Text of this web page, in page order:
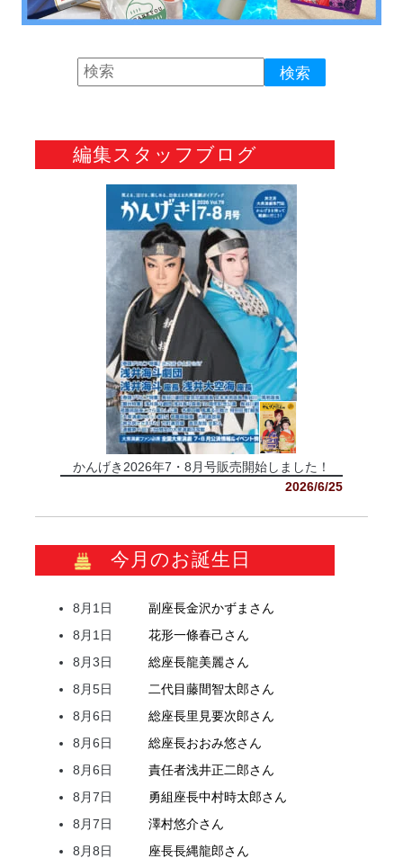
編集スタッフブログ
かんげき2026年7・8月号販売開始しました！
2026/6/25
今月のお誕生日
8月1日 副座長金沢かずま さん
8月1日
花形一條春己さん
8月3日
総座長龍美麗さん
8月5日
二代目藤間智太郎さん
8月6日
総座長里見要次郎さん
8月6日
総座長おおみ悠さん
8月6日
責任者浅井正二郎さん
8月7日
勇組座長中村時太郎さん
8月7日
澤村悠介さん
8月8日
座長長縄龍郎さん